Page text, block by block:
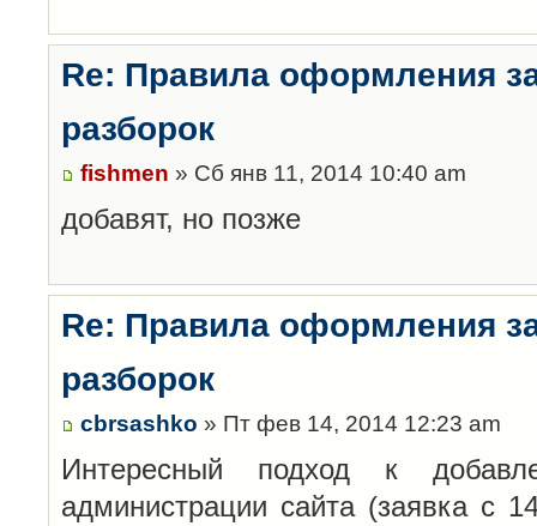
Re: Правила оформления
разборок
fishmen » Сб янв 11, 2014 10:40 am
добавят, но позже
Re: Правила оформления
разборок
cbrsashko » Пт фев 14, 2014 12:23 am
Интересный подход к
администрации сайта (заявка с